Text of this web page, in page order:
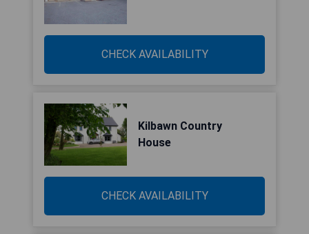
CHECK AVAILABILITY
Kilbawn Country
House
CHECK AVAILABILITY